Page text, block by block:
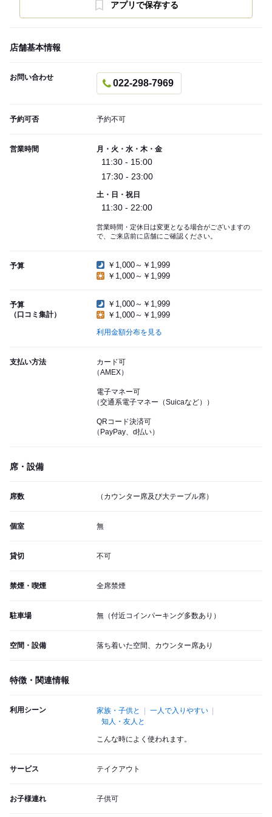
アプリで保存する
店舗基本情報
お問い合わせ
022-298-7969
予約可否 予約不可
営業時間 月・火・水・木・金
11:30 - 15:00
17:30 - 23:00
土・日・祝日
11:30 - 22:00
営業時間・定休日は変更となる場合がございますの
で、ご来店前に店舗にご確認ください。
予算
￥1,000～￥1,999
￥1,000～￥1,999
予算
（口コミ集計）
￥1,000～￥1,999
￥1,000～￥1,999
利用金額分布を見る
支払い方法
カード可
（AMEX）
電子マネー可
（交通系電子マネー（Suicaなど））
QRコード決済可
（PayPay、d払い）
席・設備
席数 （カウンター席及び大テーブル席）
個室 無
貸切 不可
禁煙・喫煙 全席禁煙
駐車場 無（付近コインパーキング多数あり）
空間・設備 落ち着いた空間、カウンター席あり
特徴・関連情報
利用シーン 家族・子供と
一人で入りやすい
知人・友人と
こんな時によく使われます。
サービス テイクアウト
お子様連れ 子供可